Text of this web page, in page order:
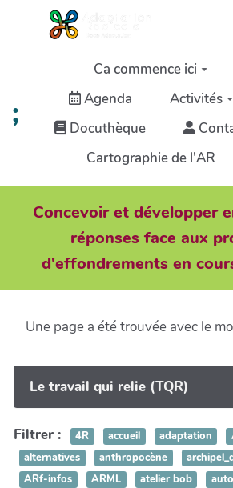
Aller au contenu principal
;
Ca commence ici
Agenda
Activités
Docuthèque
Cartographie de l'AR
Concevoir et développer
réponses face aux
d'effondrements en
Une page a été trouvée avec le
Le travail qui relie (TQR)
Filtrer : 4R accueil adaptation
alternatives
anthropocène
ARf-infos
ARML atelier bob